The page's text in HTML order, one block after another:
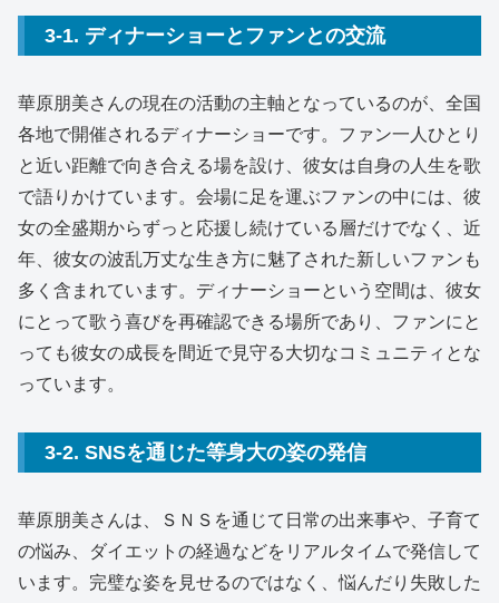
3-1. ディナーショーとファンとの交流
華原朋美さんの現在の活動の主軸となっているのが、全国
各地で開催されるディナーショーです。ファン一人ひとり
と近い距離で向き合える場を設け、彼女は自身の人生を歌
で語りかけています。会場に足を運ぶファンの中には、彼
女の全盛期からずっと応援し続けている層だけでなく、近
年、彼女の波乱万丈な生き方に魅了された新しいファンも
多く含まれています。ディナーショーという空間は、彼女
にとって歌う喜びを再確認できる場所であり、ファンにと
っても彼女の成長を間近で見守る大切なコミュニティとな
っています。
3-2. SNSを通じた等身大の姿の発信
華原朋美さんは、ＳＮＳを通じて日常の出来事や、子育て
の悩み、ダイエットの経過などをリアルタイムで発信して
います。完璧な姿を見せるのではなく、悩んだり失敗した